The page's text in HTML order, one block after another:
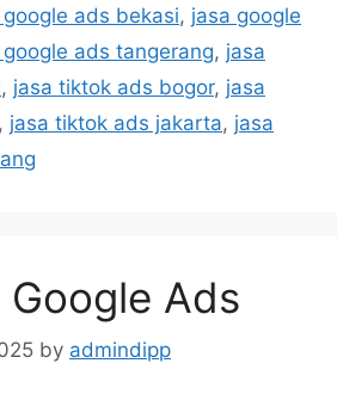
google ads bekasi, jasa google
google ads tangerang, jasa
, jasa tiktok ads bogor, jasa
, jasa tiktok ads jakarta, jasa
Ads
by admindipp